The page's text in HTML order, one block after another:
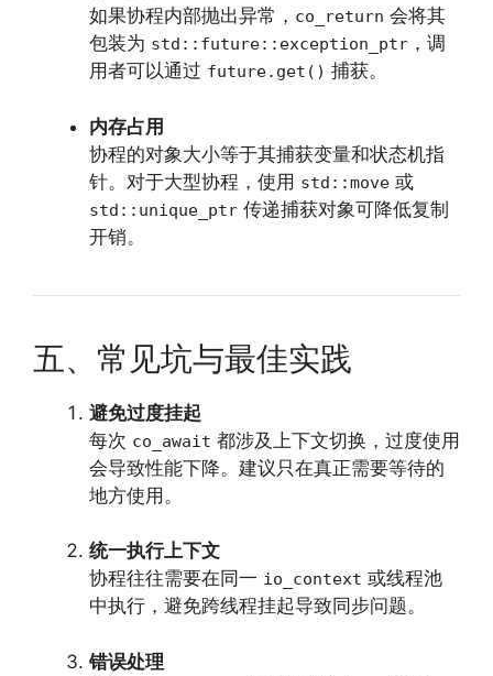
如果协程内部抛出异常， co_return 会将其
包装为 std::future::exception_ptr ，调
用者可以通过 future.get() 捕获。
内存占用
协程的对象大小等于其捕获变量和状态机指
针。对于大型协程，使用 std::move 或
std::unique_ptr 传递捕获对象可降低复制
开销。
五、常见坑与最佳实践
避免过度挂起
每次 co_await 都涉及上下文切换，过度使用
会导致性能下降。建议只在真正需要等待的
地方使用。
统一执行上下文
协程往往需要在同一 io_context 或线程池
中执行，避免跨线程挂起导致同步问题。
错误处理